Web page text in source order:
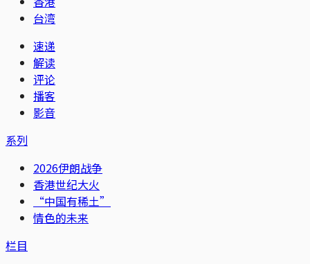
台湾
速递
解读
评论
播客
影音
系列
2026伊朗战争
香港世纪大火
“中国有稀土”
情色的未来
栏目